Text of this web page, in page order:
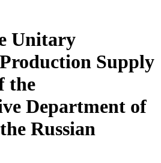
Unitary
Supply
the
Department of
Russian